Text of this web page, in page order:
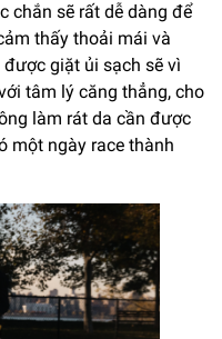
chắn sẽ rất dễ dàng để
thấy thoải mái và
giặt ủi sạch sẽ vì
tâm lý căng thẳng, cho
làm rát da cần được
một ngày race thành